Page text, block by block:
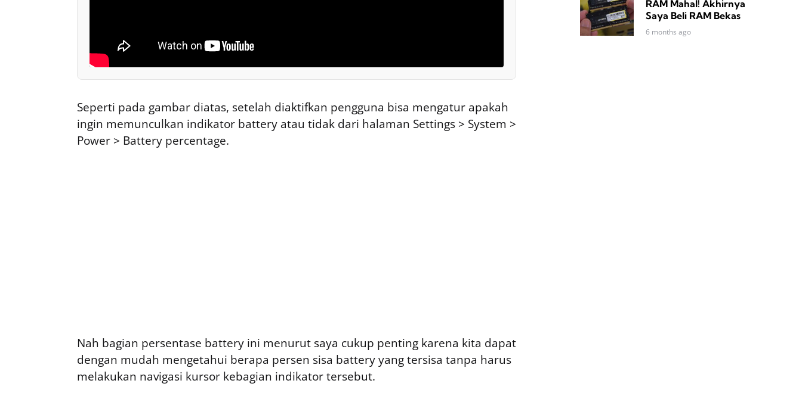
Seperti pada gambar diatas, setelah diaktifkan pengguna bisa mengatur apakah
ingin memunculkan indikator battery atau tidak dari halaman Settings > System >
Power > Battery percentage.
Nah bagian persentase battery ini menurut saya cukup penting karena kita dapat
dengan mudah mengetahui berapa persen sisa battery yang tersisa tanpa harus
melakukan navigasi kursor kebagian indikator tersebut.
RAM Mahal! Akhirnya
Saya Beli RAM Bekas
6 months ago